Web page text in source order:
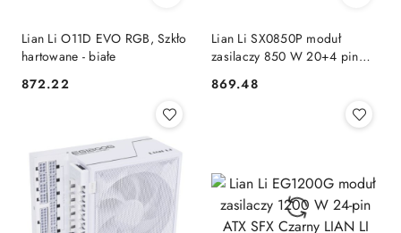
Lian Li O11D EVO RGB, Szkło
hartowane - białe
Cena:
872.22
Lian Li SX0850P moduł
zasilaczy 850 W 20+4 pin
Cena:
869.48